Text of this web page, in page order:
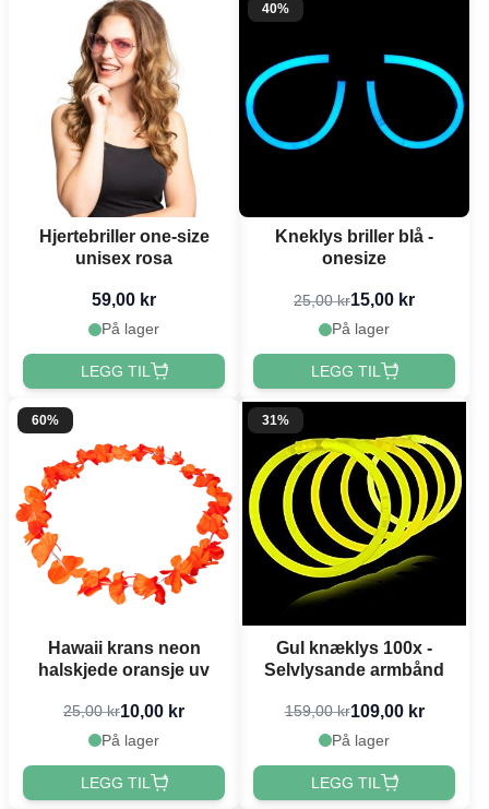
Hjertebriller one-size
unisex rosa
59,00 kr
På lager
LEGG TIL
40%
Kneklys briller blå -
onesize
25,00 kr15,00 kr
På lager
LEGG TIL
60%
Hawaii krans neon
halskjede oransje uv
25,00 kr10,00 kr
På lager
LEGG TIL
31%
Gul knæklys 100x -
Selvlysande armbånd
159,00 kr109,00 kr
På lager
LEGG TIL